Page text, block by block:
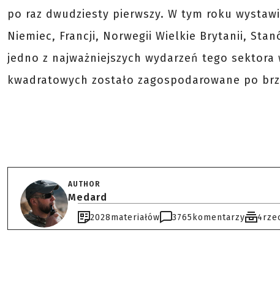
po raz dwudziesty pierwszy. W tym roku
Niemiec, Francji, Norwegii Wielkie Brytanii,
jedno z najważniejszych wydarzeń tego
kwadratowych zostało zagospodarowane po
AUTHOR
Medard
2028materiałów 3765 komentarzy 4